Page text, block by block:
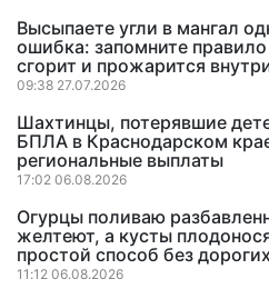
Высыпаете угли в мангал
ошибка: запомните
сгорит и прожарится
09:38 27.07.2026
Шахтинцы, потерявшие
БПЛА в Краснодарском
региональные выплаты
17:02 06.08.2026
Огурцы поливаю
желтеют, а кусты
простой способ без
11:12 06.08.2026